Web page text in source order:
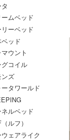
ームベッド
ーベッド
ベッド
ウント
グコイル
ズ
ータワールド
ルベッド
ルフ）
ウェアライク